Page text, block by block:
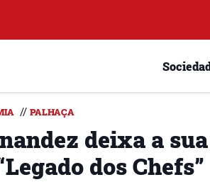
// PALHAÇA
deixa a sua
dos Chefs”